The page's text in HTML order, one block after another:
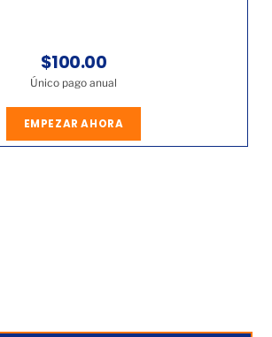
$100.00
Único pago anual
EMPEZAR AHORA